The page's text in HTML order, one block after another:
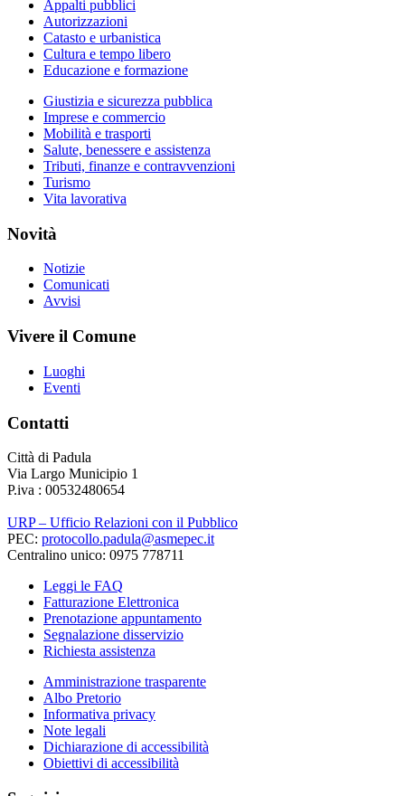
Appalti pubblici
Autorizzazioni
Catasto e urbanistica
Cultura e tempo libero
Educazione e formazione
Giustizia e sicurezza pubblica
Imprese e commercio
Mobilità e trasporti
Salute, benessere e assistenza
Tributi, finanze e contravvenzioni
Turismo
Vita lavorativa
Novità
Notizie
Comunicati
Avvisi
Vivere il Comune
Luoghi
Eventi
Contatti
Città di Padula
Via Largo Municipio 1
P.iva : 00532480654
URP – Ufficio Relazioni con il Pubblico
PEC: protocollo.padula@asmepec.it
Centralino unico: 0975 778711
Leggi le FAQ
Fatturazione Elettronica
Prenotazione appuntamento
Segnalazione disservizio
Richiesta assistenza
Amministrazione trasparente
Albo Pretorio
Informativa privacy
Note legali
Dichiarazione di accessibilità
Obiettivi di accessibilità